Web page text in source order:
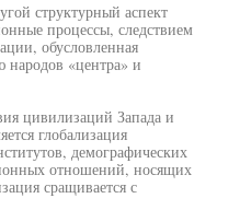
структурный аспект
процессы, следствием
обусловленная
народов «центра» и
цивилизаций Запада и
глобализация
демографических
отношений, носящих
сращивается с